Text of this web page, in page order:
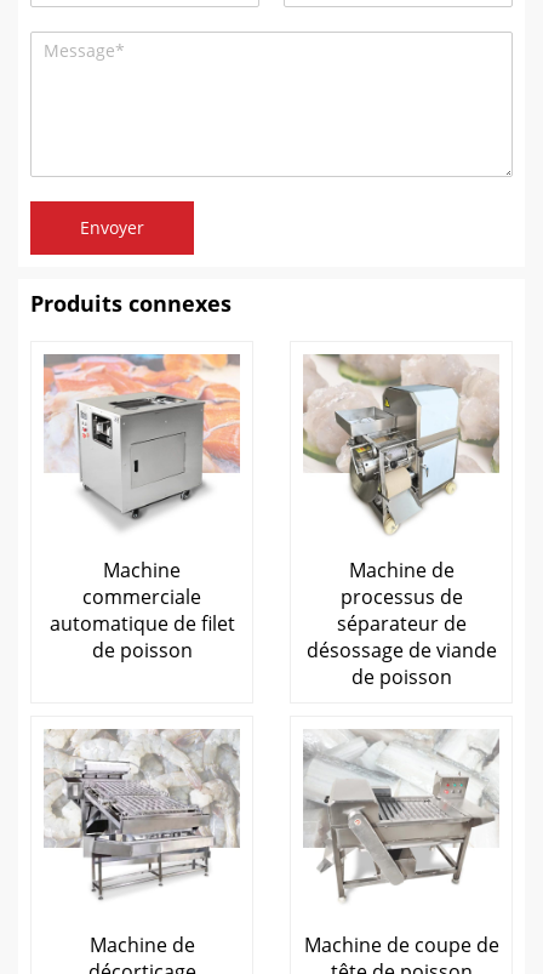
Envoyer
Produits connexes
Machine
commerciale
automatique de filet
de poisson
Machine de
processus de
séparateur de
désossage de viande
de poisson
Machine de
Machine de coupe de